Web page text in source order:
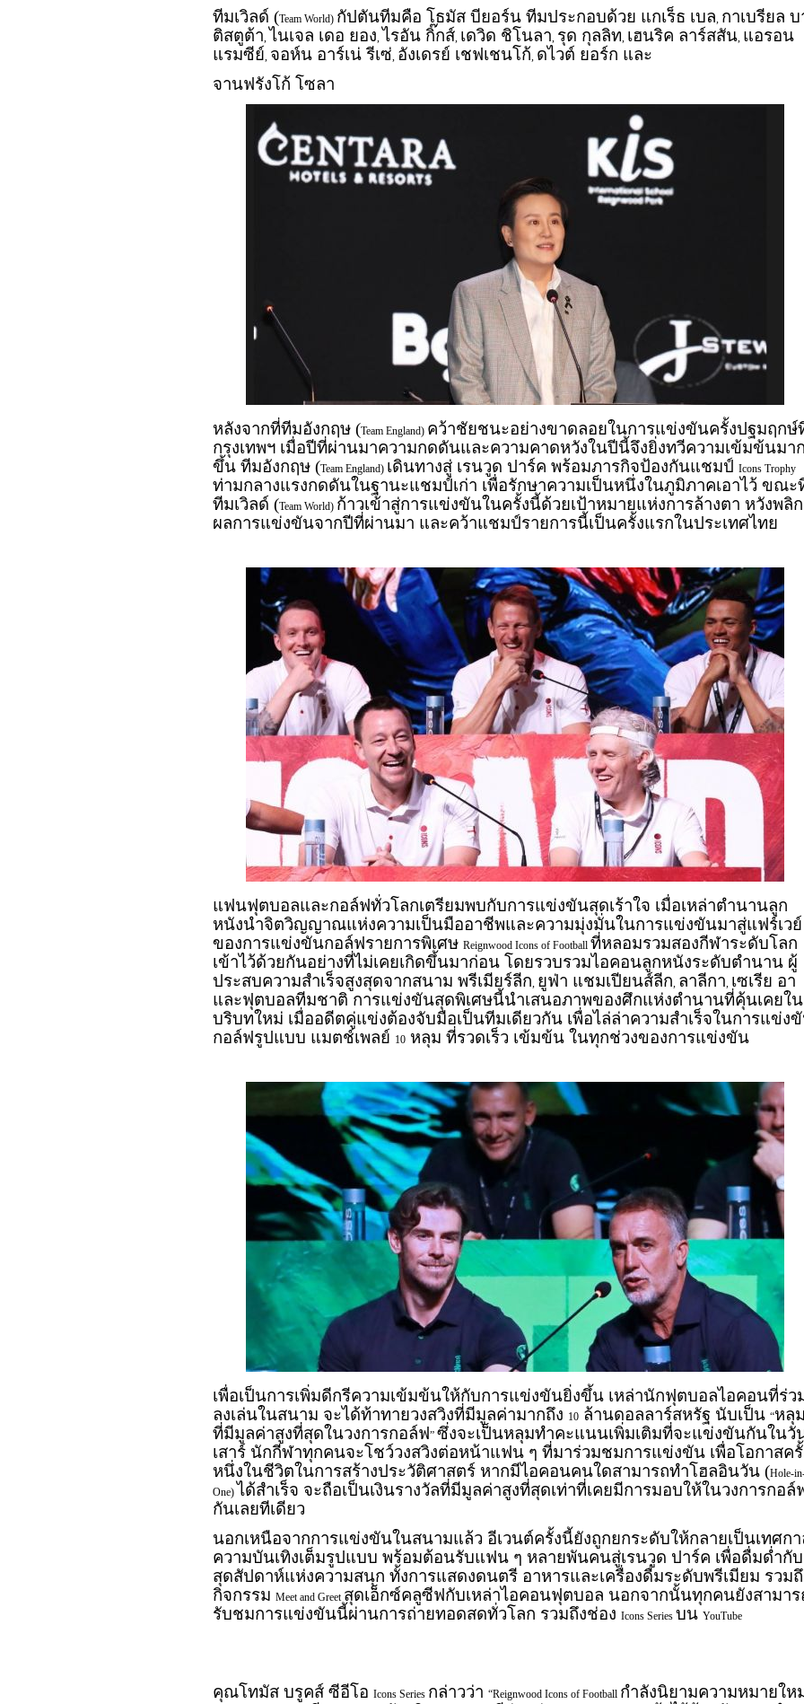
ทีมเวิลด์ (Team World) กัปตันทีมคือ โธมัส บียอร์น ทีมประกอบด้วย แกเร็ธ เบล, กาเบรียล บ
ติสตูต้า, ไนเจล เดอ ยอง, ไรอัน กิ๊กส์, เดวิด ชิโนลา, รุด กุลลิท, เฮนริค ลาร์สสัน, แอรอน
แรมซีย์, จอห์น อาร์เน่ รีเซ่, อังเดรย์ เชฟเชนโก้, ดไวต์ ยอร์ก และ
จานฟรังโก้ โซลา
หลังจากที่ทีมอังกฤษ (Team England) คว้าชัยชนะอย่างขาดลอยในการแข่งขันครั้งปฐมฤกษ์
กรุงเทพฯ เมื่อปีที่ผ่านมาความกดดันและความคาดหวังในปีนี้จึงยิ่งทวีความเข้มข้นมา
ขึ้น ทีมอังกฤษ (Team England) เดินทางสู่ เรนวูด ปาร์ค พร้อมภารกิจป้องกันแชมป์ Icons Trophy
ท่ามกลางแรงกดดันในฐานะแชมป์เก่า เพื่อรักษาความเป็นหนึ่งในภูมิภาคเอาไว้ ขณะ
ทีมเวิลด์ (Team World) ก้าวเข้าสู่การแข่งขันในครั้งนี้ด้วยเป้าหมายแห่งการล้างตา หวังพลิก
ผลการแข่งขันจากปีที่ผ่านมา และคว้าแชมป์รายการนี้เป็นครั้งแรกในประเทศไทย
แฟนฟุตบอลและกอล์ฟทั่วโลกเตรียมพบกับการแข่งขันสุดเร้าใจ เมื่อเหล่าตำนานลูก
หนังนำจิตวิญญาณแห่งความเป็นมืออาชีพและความมุ่งมั่นในการแข่งขันมาสู่แฟร์เวย์
ของการแข่งขันกอล์ฟรายการพิเศษ Reignwood Icons of Football ที่หลอมรวมสองกีฬาระดับโลก
เข้าไว้ด้วยกันอย่างที่ไม่เคยเกิดขึ้นมาก่อน โดยรวบรวมไอคอนลูกหนังระดับตำนาน ผู้
ประสบความสำเร็จสูงสุดจากสนาม พรีเมียร์ลีก, ยูฟ่า แชมเปียนส์ลีก, ลาลีกา, เซเรีย อา
และฟุตบอลทีมชาติ การแข่งขันสุดพิเศษนี้นำเสนอภาพของศึกแห่งตำนานที่คุ้นเคยใน
บริบทใหม่ เมื่ออดีตคู่แข่งต้องจับมือเป็นทีมเดียวกัน เพื่อไล่ล่าความสำเร็จในการแข่ง
กอล์ฟรูปแบบ แมตช์เพลย์ 10 หลุม ที่รวดเร็ว เข้มข้น ในทุกช่วงของการแข่งขัน
เพื่อเป็นการเพิ่มดีกรีความเข้มข้นให้กับการแข่งขันยิ่งขึ้น เหล่านักฟุตบอลไอคอนที่ร่ว
ลงเล่นในสนาม จะได้ท้าทายวงสวิงที่มีมูลค่ามากถึง 10 ล้านดอลลาร์สหรัฐ นับเป็น “หลุ
ที่มีมูลค่าสูงที่สุดในวงการกอล์ฟ” ซึ่งจะเป็นหลุมทำคะแนนเพิ่มเติมที่จะแข่งขันกันในวั
เสาร์ นักกีฬาทุกคนจะโชว์วงสวิงต่อหน้าแฟน ๆ ที่มาร่วมชมการแข่งขัน เพื่อโอกาสค
หนึ่งในชีวิตในการสร้างประวัติศาสตร์ หากมีไอคอนคนใดสามารถทำโฮลอินวัน (Hole-
One) ได้สำเร็จ จะถือเป็นเงินรางวัลที่มีมูลค่าสูงที่สุดเท่าที่เคยมีการมอบให้ในวงการกอล์
กันเลยทีเดียว
นอกเหนือจากการแข่งขันในสนามแล้ว อีเวนต์ครั้งนี้ยังถูกยกระดับให้กลายเป็นเทศก
ความบันเทิงเต็มรูปแบบ พร้อมต้อนรับแฟน ๆ หลายพันคนสู่เรนวูด ปาร์ค เพื่อดื่มด่ำกับ
สุดสัปดาห์แห่งความสนุก ทั้งการแสดงดนตรี อาหารและเครื่องดื่มระดับพรีเมียม รวม
กิจกรรม Meet and Greet สุดเอ็กซ์คลูซีฟกับเหล่าไอคอนฟุตบอล นอกจากนั้นทุกคนยังสามาร
รับชมการแข่งขันนี้ผ่านการถ่ายทอดสดทั่วโลก รวมถึงช่อง Icons Series บน YouTube
คุณโทมัส บรูคส์ ซีอีโอ Icons Series กล่าวว่า “Reignwood Icons of Football กำลังนิยามความหมายให